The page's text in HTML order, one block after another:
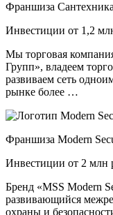
Франшиза
Инвестиции от 1,2
Мы торговая
Групп», владеем
развиваем сеть
рынке более …
Франшиза Modern
Инвестиции от 2 млн
Бренд «MSS Modern
развивающийся
охраны и